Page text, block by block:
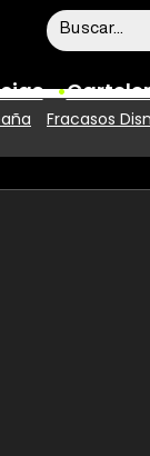
Fracasos